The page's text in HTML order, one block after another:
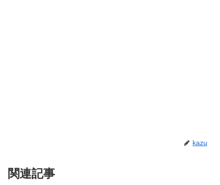
kazu
関連記事